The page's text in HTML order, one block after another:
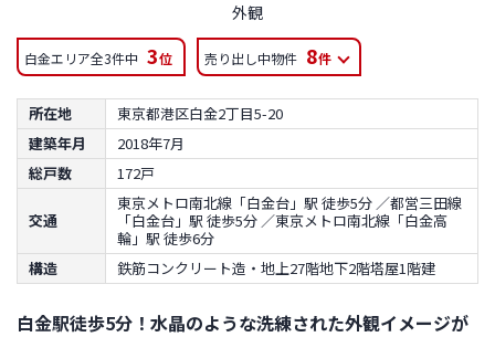
外観
白金エリア全3件中 3位 売り出し中物件 8件
所在地
東京都港区白金2丁目5-20
建築年月
2018年7月
総戸数
172戸
交通
東京メトロ南北線「白金台」駅 徒歩5分 ／都営三田線
「白金台」駅 徒歩5分 ／東京メトロ南北線「白金高
輪」駅 徒歩6分
構造
鉄筋コンクリート造・地上27階地下2階塔屋1階建
白金駅徒歩5分！水晶のような洗練された外観イメージが